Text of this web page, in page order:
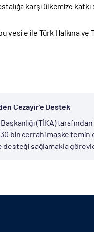
karşı ülkemize katkı
vesile ile Türk Halkına ve
Cezayir’e Destek
(TİKA)
30 bin cerrahi maske
sağlamakla